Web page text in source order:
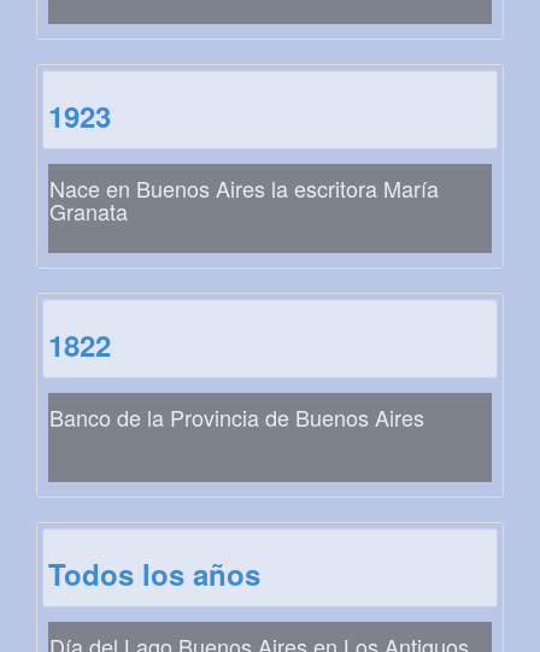
1923
Nace en Buenos Aires la escritora María
Granata
1822
Banco de la Provincia de Buenos Aires
Todos los años